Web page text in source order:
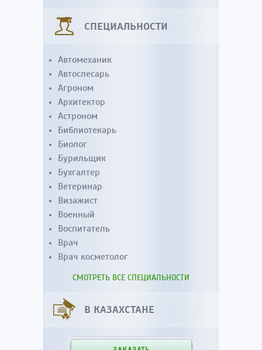
СПЕЦИАЛЬНОСТИ
Автомеханик
Автослесарь
Агроном
Архитектор
Астроном
Библиотекарь
Биолог
Бурильщик
Бухгалтер
Ветеринар
Визажист
Военный
Воспитатель
Врач
Врач косметолог
СМОТРЕТЬ ВСЕ СПЕЦИАЛЬНОСТИ
В КАЗАХСТАНЕ